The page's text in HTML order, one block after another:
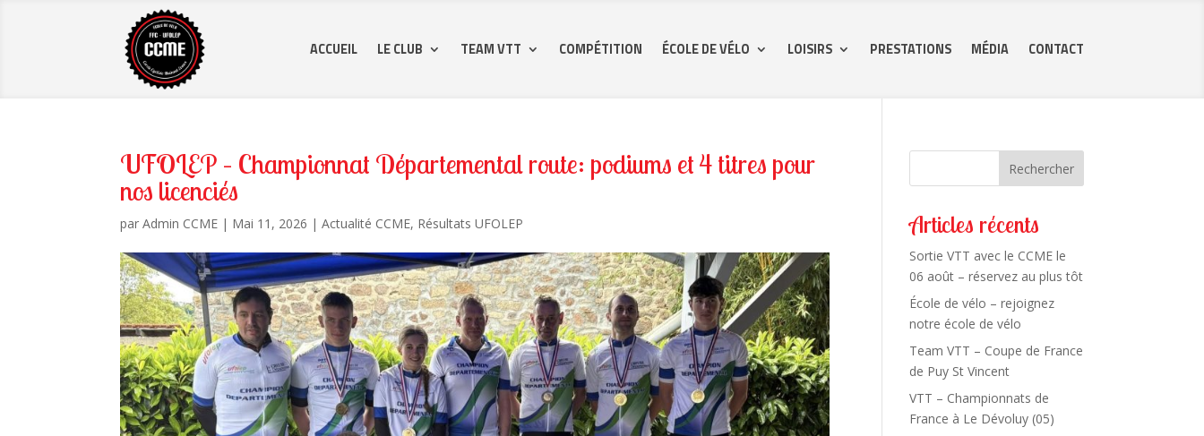
ACCUEIL LE CLUB TEAM VTT COMPÉTITION ÉCOLE DE VÉLO LOISIRS PRESTATIONS MÉDIA CONTACT
UFOLEP – Championnat Départemental route: podiums et 4 titres pour
nos licenciés
parAdmin CCME | Mai 11, 2026 |Actualité CCME, Résultats UFOLEP
Rechercher
Articles récents
Sortie VTT avec le CCME le
06 août – réservez au plus tôt
École de vélo – rejoignez
notre école de vélo
Team VTT – Coupe de France
de Puy St Vincent
VTT – Championnats de
France à Le Dévoluy (05)